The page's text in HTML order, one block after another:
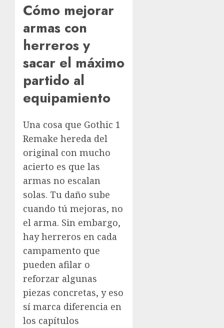
Cómo mejorar
armas con
herreros y
sacar el máximo
partido al
equipamiento
Una cosa que Gothic 1
Remake hereda del
original con mucho
acierto es que las
armas no escalan
solas. Tu daño sube
cuando tú mejoras, no
el arma. Sin embargo,
hay herreros en cada
campamento que
pueden afilar o
reforzar algunas
piezas concretas, y eso
sí marca diferencia en
los capítulos